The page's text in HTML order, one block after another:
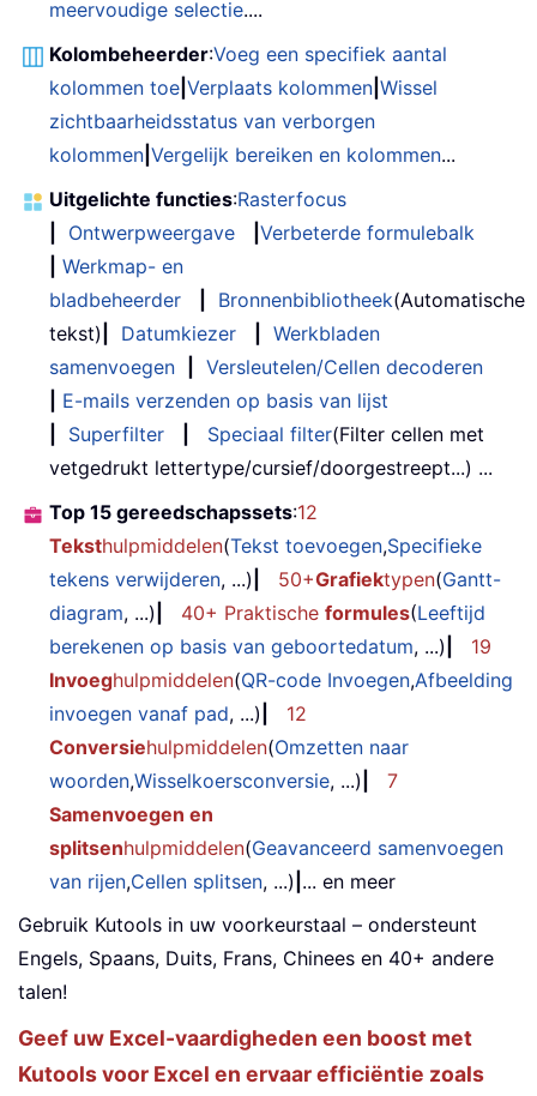
meervoudige selectie....
Kolombeheerder:Voeg een specifiek aantal
kolommen toe Verplaats kolommen Wissel
zichtbaarheidsstatus van verborgen
kolommen Vergelijk bereiken en kolommen...
Uitgelichte functies:Rasterfocus
Ontwerpweergave
Verbeterde formulebalk
Werkmap- en
bladbeheerder
Bronnenbibliotheek(Automatische
tekst)
Datumkiezer
Werkbladen
samenvoegen
Versleutelen/Cellen decoderen
E-mails verzenden op basis van lijst
Superfilter Speciaal filter(Filter cellen met
vetgedrukt lettertype/cursief/doorgestreept...) ...
Top 15 gereedschapssets:12
Teksthulpmiddelen(Tekst toevoegen,Specifieke
tekens verwijderen, ...) 50+Grafiektypen(Gantt-
diagram, ...) 40+ Praktische formules(Leeftijd
berekenen op basis van geboortedatum, ...)
19
Invoeghulpmiddelen(QR-code Invoegen,Afbeelding
invoegen vanaf pad, ...)
12
Conversiehulpmiddelen(Omzetten naar
woorden,Wisselkoersconversie, ...)
7
Samenvoegen en
splitsenhulpmiddelen(Geavanceerd samenvoegen
van rijen,Cellen splitsen, ...) ... en meer
Gebruik Kutools in uw voorkeurstaal – ondersteunt
Engels, Spaans, Duits, Frans, Chinees en 40+ andere
talen!
Geef uw Excel-vaardigheden een boost met
Kutools voor Excel en ervaar efficiëntie zoals